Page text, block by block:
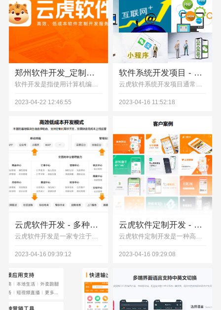
郑州软件开发_定制软件开发_多年软件开发经验
软件开发是指使用计算机编程语言和开发工具，按照一定的需求规格说明书，对计算机软件进行开发、测试、维护和升级的过程。软件开发的目的是为了解决特定的计算机问题或需求，其范围涵盖了从简单的桌面应用程序、移动应用程序，到复杂的企业级软件系统和云计算平台等。
2023-04-22 12:46:55
软件系统开发项目 - 云虎
云虎软件系统开发项目通常包括以下步骤：1. 需求分析：确定系统的目标和功能，收集用户需求，并将其转化为可实施的规格说明。2. 设计阶段：根据需求规格说明书，设计软件系统的结构、功能、界面等方面，制定详细的系统设计方案。
2023-04-16 11:52:18
云虎软件开发 - 多种成熟的行业解决方案
云虎软件开发是一家专注于软件开发领域的公司，为客户提供高品质、高效率的软件开发服务。公司拥有丰富的技术资源和团队，能够为客户提供多种成熟的行业解决方案。
2023-04-16 09:39:12
云虎软件定制开发 - 高效低成本开发模式
云虎软件定制开发是一种高效低成本的开发模式，它将软件开发过程中的繁琐工作交给专业的开发团队完成，企业只需要提供需求和指导，即可获得高质量的定制化软件产品。云虎软件定制开发是一种高效低成本的开发模式，可以为企业提供专业的定制开发服务，实现企业数字化转型和升级。
2023-04-16 09:29:08